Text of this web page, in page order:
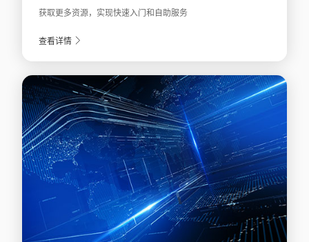
获取更多资源，实现快速入门和自助服务
查看详情